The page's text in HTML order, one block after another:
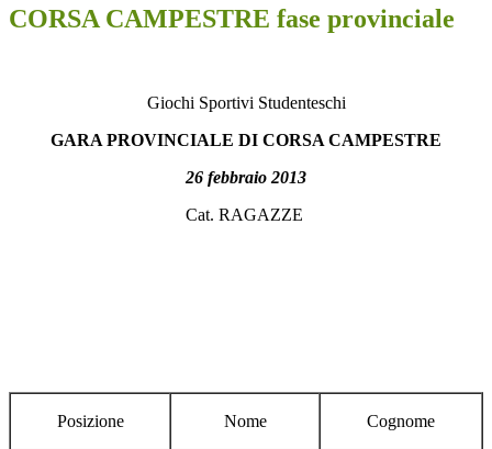
CORSA CAMPESTRE fase provinciale
Giochi Sportivi Studenteschi
GARA PROVINCIALE DI CORSA CAMPESTRE
26 febbraio 2013
Cat. RAGAZZE
Posizione Nome Cognome